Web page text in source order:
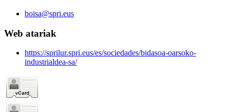
boisa@spri.eus
Web atariak
https://sprilur.spri.eus/es/sociedades/bidasoa-oarsoko-
industrialdea-sa/